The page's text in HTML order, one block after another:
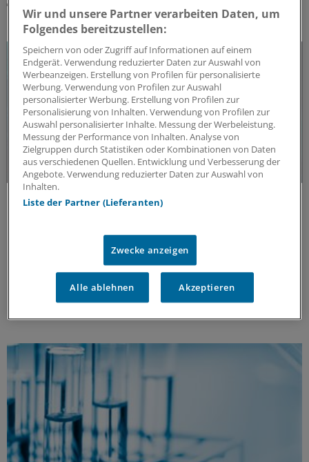
DAS KÖNNTE SIE AUCH INTERESSIEREN
Update MS
Update Multiple Sklerose: Aktuelle
Multiple Sklerose (MS) kann weitreichende
Auswirkungen auf körperliche und kognitive
Fähigkeiten haben. Aktuelle Erkenntnisse eröffnen
neue Perspektiven auf die Versorgung der Patienten.
Wir und unsere Partner verarbeiten Daten, um
Folgendes bereitzustellen:
Speichern von oder Zugriff auf Informationen auf einem
Endgerät. Verwendung reduzierter Daten zur Auswahl von
Werbeanzeigen. Erstellung von Profilen für personalisierte
Werbung. Verwendung von Profilen zur Auswahl
personalisierter Werbung. Erstellung von Profilen zur
Personalisierung von Inhalten. Verwendung von Profilen zur
Auswahl personalisierter Inhalte. Messung der Werbeleistung.
Messung der Performance von Inhalten. Analyse von
Zielgruppen durch Statistiken oder Kombinationen von Daten
aus verschiedenen Quellen. Entwicklung und Verbesserung der
Angebote. Verwendung reduzierter Daten zur Auswahl von
Inhalten.
Liste der Partner (Lieferanten)
Zwecke anzeigen
Alle ablehnen Akzeptieren